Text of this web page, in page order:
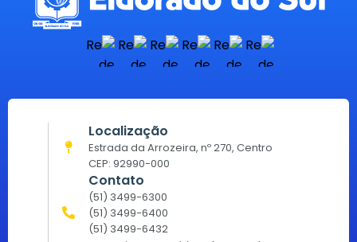
Localização
Estrada da Arrozeira, nº 270, Centro
CEP: 92990-000
Contato
(51) 3499-6300
(51) 3499-6400
(51) 3499-6432